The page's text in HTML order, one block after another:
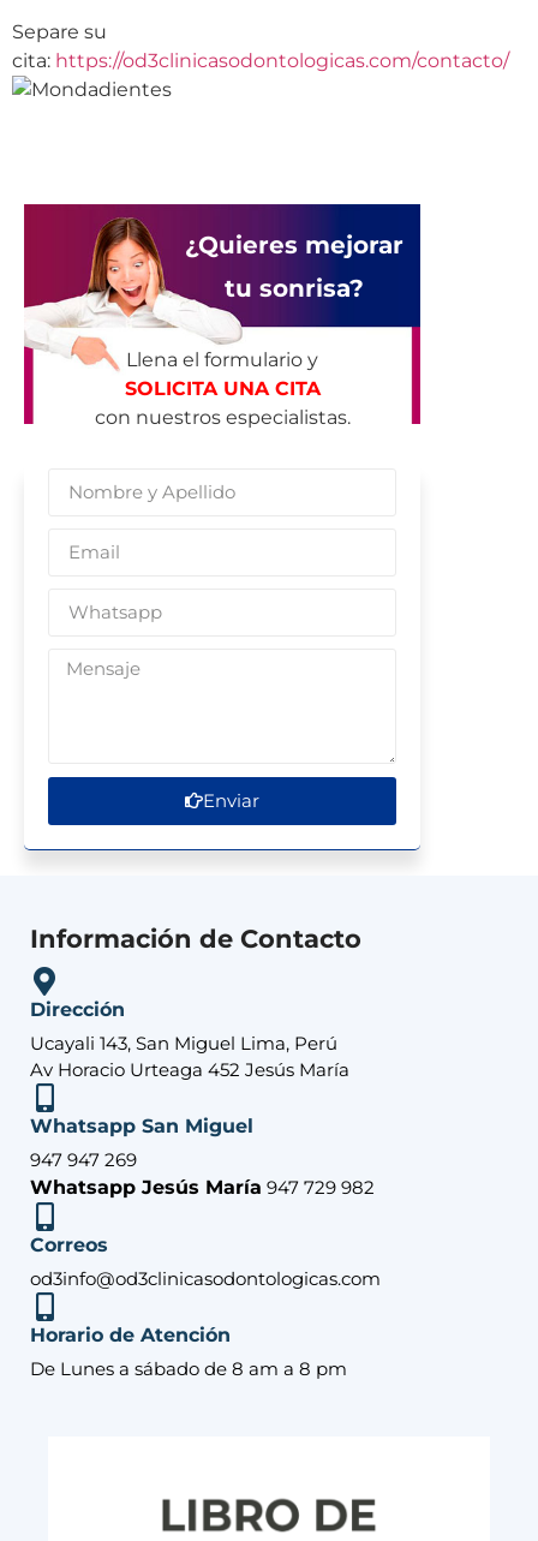
Separe su
cita: https://od3clinicasodontologicas.com/contacto/
¿Quieres mejorar
tu sonrisa?
Llena el formulario y
SOLICITA UNA CITA
con nuestros especialistas.
Enviar
Información de Contacto
Dirección
Ucayali 143, San Miguel Lima, Perú
Av Horacio Urteaga 452 Jesús María
Whatsapp San Miguel
947 947 269
Whatsapp Jesús María 947 729 982
Correos
od3info@od3clinicasodontologicas.com
Horario de Atención
De Lunes a sábado de 8 am a 8 pm